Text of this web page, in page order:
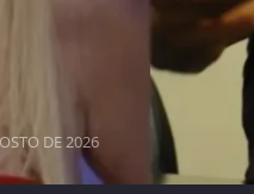
DE 2026